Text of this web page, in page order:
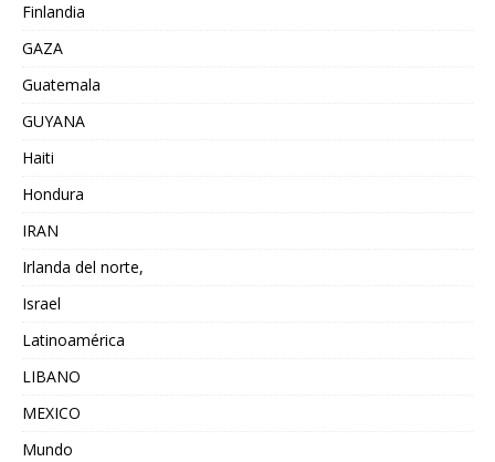
Finlandia
GAZA
Guatemala
GUYANA
Haiti
Hondura
IRAN
Irlanda del norte,
Israel
Latinoamérica
LIBANO
MEXICO
Mundo